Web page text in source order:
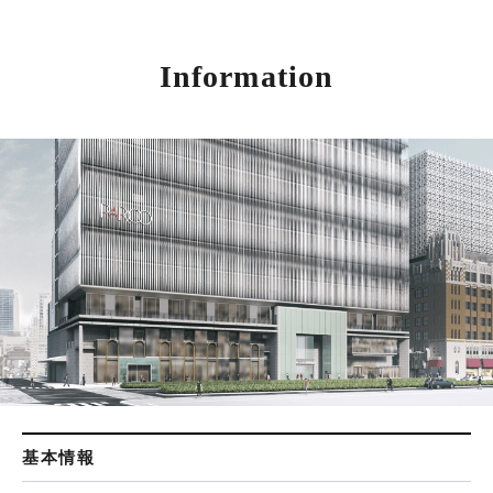
Information
基本情報